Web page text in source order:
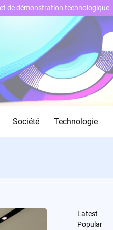
Société Technologie
Latest
Popular
de démonstration technologique.